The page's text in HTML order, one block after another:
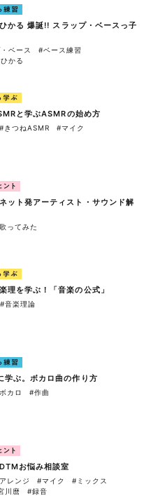
練習
かる 爆誕!! スラップ・ベースっ子
ベース
#ベース練習
かる
学ぶ
と学ぶASMRの始め方
#きつねASMR #マイク
ント
ット発アーティスト・サウンド解
ってみた
学ぶ
理を学ぶ！「音楽の公式」
#音楽理論
練習
学ぶ。ボカロ曲の作り方
カロ #作曲
ント
お悩み相談室
レンジ #マイク
#ミックス
川麿 #録音